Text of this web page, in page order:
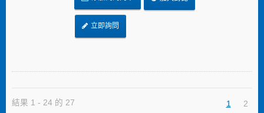
立即詢問
結果 1 - 24 的 27 1 2